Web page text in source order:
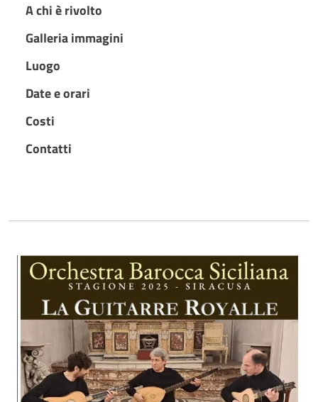
A chi è rivolto
Galleria immagini
Luogo
Date e orari
Costi
Contatti